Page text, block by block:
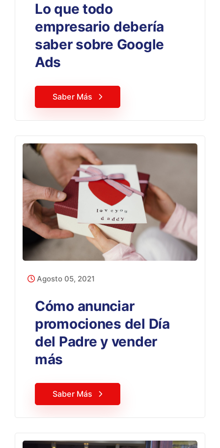
Lo que todo
empresario debería
saber sobre Google
Ads
Saber Más
Agosto 05, 2021
Cómo anunciar
promociones del Día
del Padre y vender
más
Saber Más